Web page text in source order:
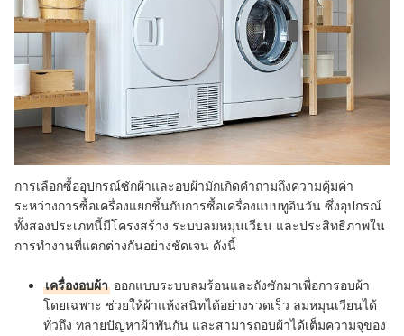
การเลือกซื้ออุปกรณ์ซักผ้าและอบผ้ามักเกิดคำถามถึงความคุ้มค่า
ระหว่างการซื้อเครื่องแยกชิ้นกับการซื้อเครื่องแบบทูอินวัน ซึ่งอุปกรณ์
ทั้งสองประเภทนี้มีโครงสร้าง ระบบลมหมุนเวียน และประสิทธิภาพใน
การทำงานที่แตกต่างกันอย่างชัดเจน ดังนี้
เครื่องอบผ้า ออกแบบระบบลมร้อนและถังซักมาเพื่อการอบผ้า
โดยเฉพาะ ช่วยให้ผ้าแห้งสนิทได้อย่างรวดเร็ว ลมหมุนเวียนได้
ทั่วถึง ทลายปัญหาผ้าพันกัน และสามารถอบผ้าได้เต็มความจุของ